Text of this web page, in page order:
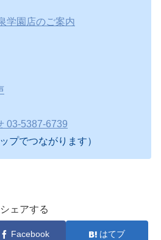
学園店のご案内
03-5387-6739
プでつながります）
シェアする
Facebook はてブ